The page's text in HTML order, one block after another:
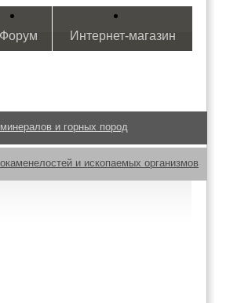
Форум Интернет-магазин
и горных пород
и ископаемых организмов